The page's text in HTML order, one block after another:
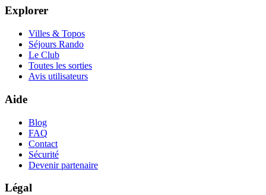
Explorer
Villes & Topos
Séjours Rando
Le Club
Toutes les sorties
Avis utilisateurs
Aide
Blog
FAQ
Contact
Sécurité
Devenir partenaire
Légal